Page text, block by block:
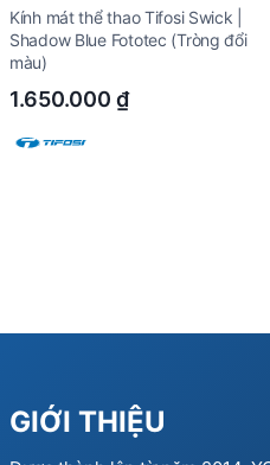
Kính mát thể thao Tifosi Swick |
Shadow Blue Fototec (Tròng đổi
màu)
1.650.000 ₫
GIỚI THIỆU